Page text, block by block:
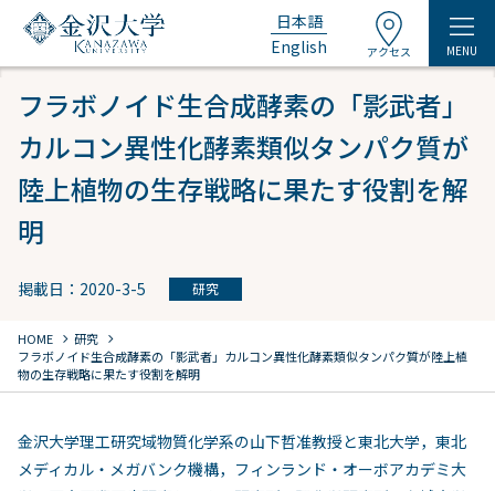
日本語
English
アクセス MENU
フラボノイド生合成酵素の「影武者」
カルコン異性化酵素類似タンパク質が
陸上植物の生存戦略に果たす役割を解
明
掲載日：2020-3-5 研究
HOME chevron_right 研究 chevron_right
フラボノイド生合成酵素の「影武者」カルコン異性化酵素類似タンパク質が陸上植
物の生存戦略に果たす役割を解明
金沢大学理工研究域物質化学系の山下哲准教授と東北大学，東北
メディカル・メガバンク機構，フィンランド・オーボアカデミ大